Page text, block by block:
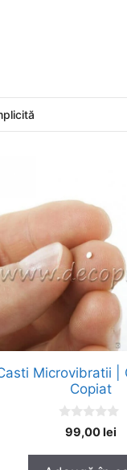
Microvibratii |
Copiat
099,00lei